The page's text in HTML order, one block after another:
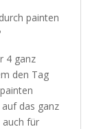
painten
4 ganz
den Tag
das ganz
auch für